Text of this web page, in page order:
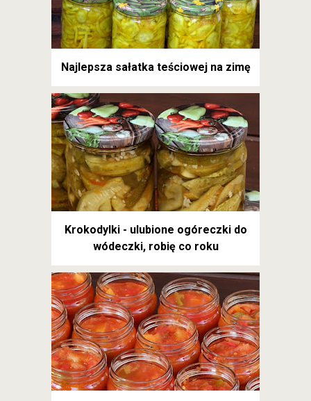
Najlepsza sałatka teściowej na zimę
Krokodylki - ulubione ogóreczki do
wódeczki, robię co roku